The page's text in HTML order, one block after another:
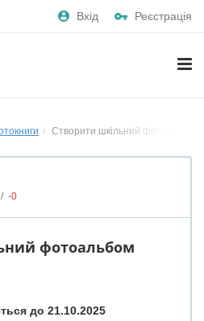
Вхід Реєстрація
Створити шкільний фотоальбом
/ -0
фотоальбом
до 21.10.2025